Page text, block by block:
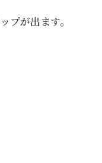
が出ます。